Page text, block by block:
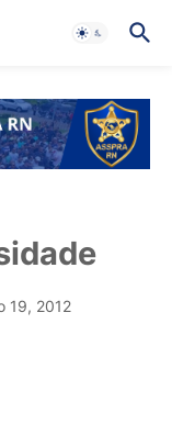
19, 2012